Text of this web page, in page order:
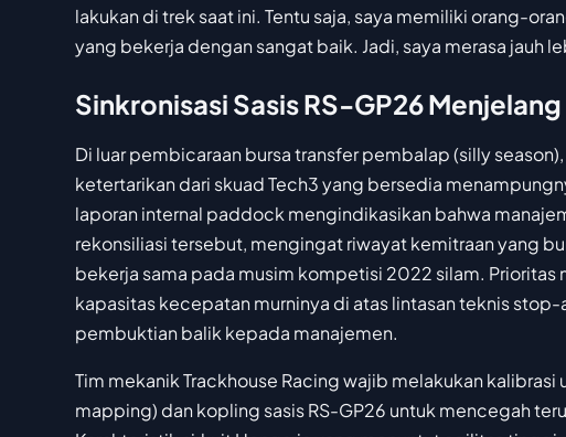
lakukan di trek saat ini. Tentu saja, saya memiliki orang-
yang bekerja dengan sangat baik. Jadi, saya merasa jauh
Sinkronisasi Sasis RS-GP26
Di luar pembicaraan bursa transfer pembalap (silly
ketertarikan dari skuad Tech3 yang bersedia
laporan internal paddock mengindikasikan bahwa
rekonsiliasi tersebut, mengingat riwayat kemitraan yang
bekerja sama pada musim kompetisi 2022 silam. Prioritas
kapasitas kecepatan murninya di atas lintasan teknis
pembuktian balik kepada manajemen.
Tim mekanik Trackhouse Racing wajib melakukan
mapping) dan kopling sasis RS-GP26 untuk mencegah